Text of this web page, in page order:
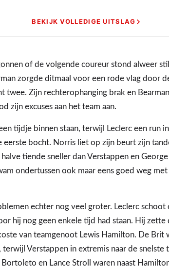
BEKIJK VOLLEDIGE UITSLAG
of de volgende coureur stond alweer
zorgde ditmaal voor een rode vlag door
twee. Zijn rechterophanging brak en
zijn excuses aan het team aan.
tijdje binnen staan, terwijl Leclerc een run
eerste bocht. Norris liet op zijn beurt zijn
tiende sneller dan Verstappen en
ondertussen ook maar eens goed weg
echter nog veel groter. Leclerc
hij nog geen enkele tijd had staan. Hij zette
van teamgenoot Lewis Hamilton. De Brit
Verstappen in extremis naar de snelste
en Lance Stroll waren naast